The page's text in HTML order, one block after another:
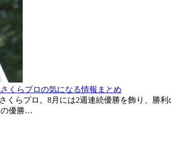
くらプロの気になる情報まとめ
くらプロ。8月には2週連続優勝を飾り、勝
の優勝…